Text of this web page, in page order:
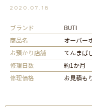
2020.07.18
ブランド
BUTI
商品名
オーバー
お預かり店舗
てんまば
修理日数
約1か月
修理価格
お見積も